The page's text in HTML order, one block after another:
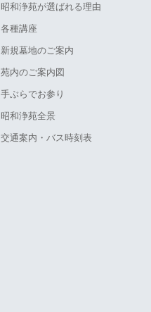
昭和浄苑が選ばれる理由
各種講座
新規墓地のご案内
苑内のご案内図
手ぶらでお参り
昭和浄苑全景
交通案内・バス時刻表